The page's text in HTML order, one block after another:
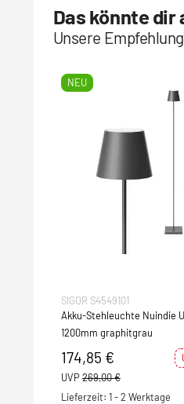
Das könnte dir
Unsere
NEU
SIGOR S4549101
Akku-Stehleuchte Nuindie
1200mm graphitgrau
174,85 €
UVP 269,00 €
Lieferzeit: 1 - 2 Werktage